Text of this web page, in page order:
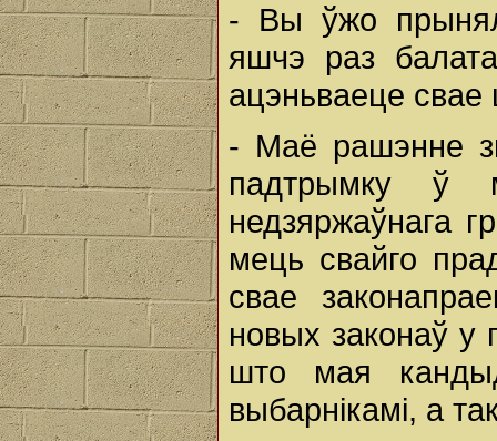
- Вы ўжо
яшчэ раз
ацэньваеце
- Маё рашэнне
падтрымку ў
недзяржаўнага
мець свайго
свае
новых законаў
што мая
выбарнікамі, а